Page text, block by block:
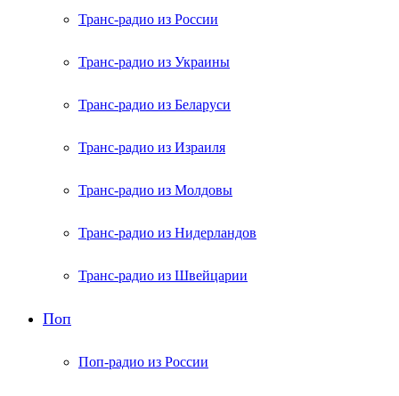
Транс-радио из России
Транс-радио из Украины
Транс-радио из Беларуси
Транс-радио из Израиля
Транс-радио из Молдовы
Транс-радио из Нидерландов
Транс-радио из Швейцарии
Поп
Поп-радио из России